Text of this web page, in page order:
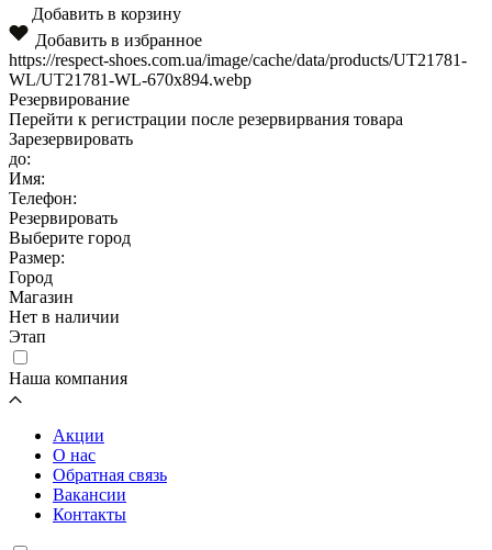
Добавить в корзину
Добавить в избранное
https://respect-shoes.com.ua/image/cache/data/products/UT21781-
WL/UT21781-WL-670x894.webp
Резервирование
Перейти к регистрации после резервирвания товара
Зарезервировать
до:
Имя:
Телефон:
Резервировать
Выберите город
Размер:
Город
Магазин
Нет в наличии
Этап
Наша компания
Акции
О нас
Обратная связь
Вакансии
Контакты